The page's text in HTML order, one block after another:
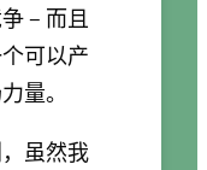
– 而且
可以产
量。
虽然我